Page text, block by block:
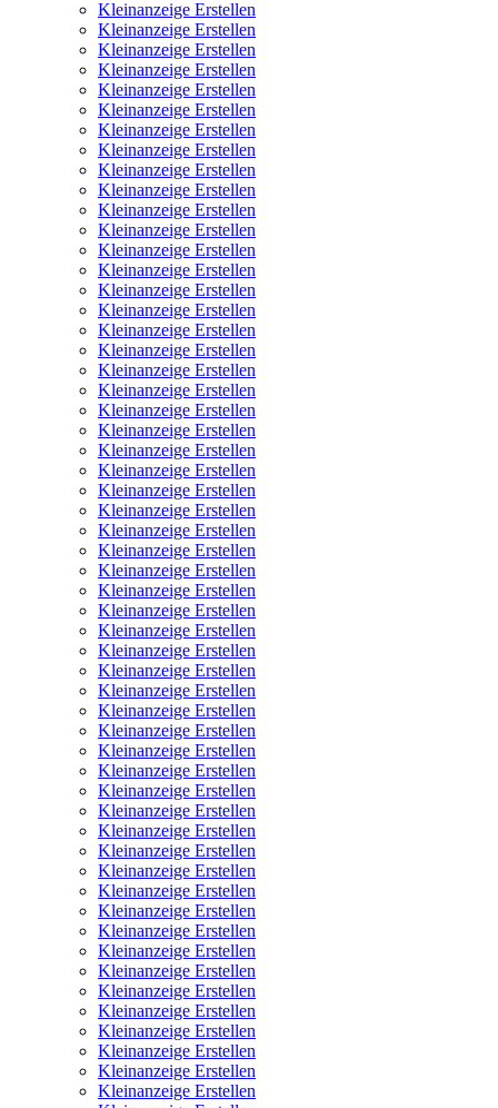
Kleinanzeige Erstellen
Kleinanzeige Erstellen
Kleinanzeige Erstellen
Kleinanzeige Erstellen
Kleinanzeige Erstellen
Kleinanzeige Erstellen
Kleinanzeige Erstellen
Kleinanzeige Erstellen
Kleinanzeige Erstellen
Kleinanzeige Erstellen
Kleinanzeige Erstellen
Kleinanzeige Erstellen
Kleinanzeige Erstellen
Kleinanzeige Erstellen
Kleinanzeige Erstellen
Kleinanzeige Erstellen
Kleinanzeige Erstellen
Kleinanzeige Erstellen
Kleinanzeige Erstellen
Kleinanzeige Erstellen
Kleinanzeige Erstellen
Kleinanzeige Erstellen
Kleinanzeige Erstellen
Kleinanzeige Erstellen
Kleinanzeige Erstellen
Kleinanzeige Erstellen
Kleinanzeige Erstellen
Kleinanzeige Erstellen
Kleinanzeige Erstellen
Kleinanzeige Erstellen
Kleinanzeige Erstellen
Kleinanzeige Erstellen
Kleinanzeige Erstellen
Kleinanzeige Erstellen
Kleinanzeige Erstellen
Kleinanzeige Erstellen
Kleinanzeige Erstellen
Kleinanzeige Erstellen
Kleinanzeige Erstellen
Kleinanzeige Erstellen
Kleinanzeige Erstellen
Kleinanzeige Erstellen
Kleinanzeige Erstellen
Kleinanzeige Erstellen
Kleinanzeige Erstellen
Kleinanzeige Erstellen
Kleinanzeige Erstellen
Kleinanzeige Erstellen
Kleinanzeige Erstellen
Kleinanzeige Erstellen
Kleinanzeige Erstellen
Kleinanzeige Erstellen
Kleinanzeige Erstellen
Kleinanzeige Erstellen
Kleinanzeige Erstellen